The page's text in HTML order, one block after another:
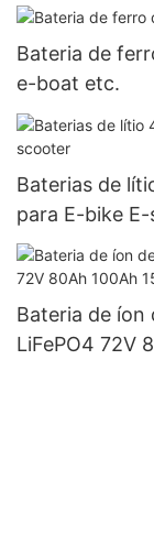
Bateria de
e-boat etc.
Baterias de
para E-bike
Bateria de íon
LiFePO4 72V